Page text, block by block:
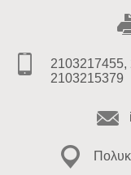
2103217455,
2103215379